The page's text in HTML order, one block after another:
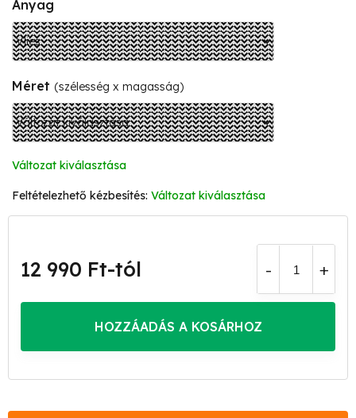
Anyag
Méret (szélesség x magasság)
Változat kiválasztása
Változat kiválasztása
12 990 Ft-tól
HOZZÁADÁS A KOSÁRHOZ